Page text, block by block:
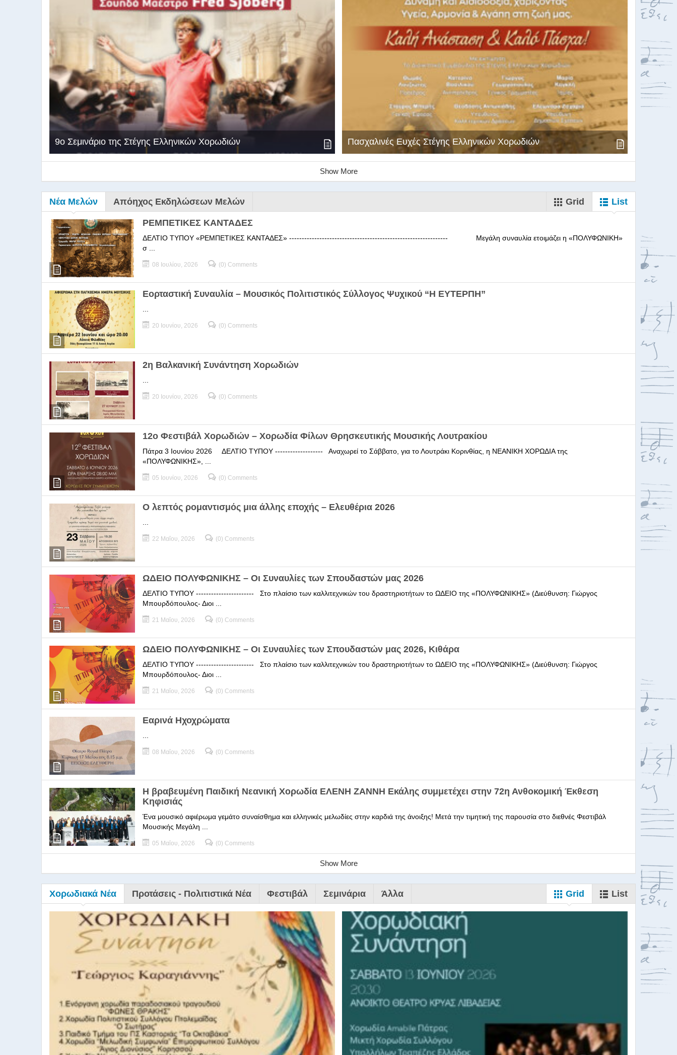
9ο Σεμινάριο της Στέγης Ελληνικών Χορωδιών
9Ο Σεμινάριο Διεύθυνσης Χορωδίας της Στέγης Ελληνικών Χορωδιών Βιωματική διδασκαλία για Μαέστρου...
9ο Σεμινάριο της Στέγης Ελληνικών Χορωδιών Πασχαλινές Ευχές Στέγης Ελληνικών Χορωδιών
Show More
Νέα Μελών Απόηχος Εκδηλώσεων Μελών Grid List
ΡΕΜΠΕΤΙΚΕΣ ΚΑΝΤΑΔΕΣ
ΔΕΛΤΙΟ ΤΥΠΟΥ «ΡΕΜΠΕΤΙΚΕΣ ΚΑΝΤΑΔΕΣ» --------------------------------------------------------------- Μεγάλη συναυλία ετοιμάζει η «ΠΟΛΥΦΩΝΙΚΗ»
σ ...
08 Ιουλίου, 2026 (0) Comments
Εορταστική Συναυλία – Μουσικός Πολιτιστικός Σύλλογος Ψυχικού “Η ΕΥΤΕΡΠΗ”
20 Ιουνίου, 2026 (0) Comments
2η Βαλκανική Συνάντηση Χορωδιών
20 Ιουνίου, 2026 (0) Comments
12ο Φεστιβάλ Χορωδιών – Χορωδία Φίλων Θρησκευτικής Μουσικής Λουτρακίου
Πάτρα 3 Ιουνίου 2026 ΔΕΛΤΙΟ ΤΥΠΟΥ ------------------- Αναχωρεί το Σάββατο, για το Λουτράκι Κορινθίας, η ΝΕΑΝΙΚΗ ΧΟΡΩΔΙΑ της
«ΠΟΛΥΦΩΝΙΚΗΣ», ...
05 Ιουνίου, 2026 (0) Comments
Ο λεπτός ρομαντισμός μια άλλης εποχής – Ελευθέρια 2026
22 Μαΐου, 2026 (0) Comments
ΩΔΕΙΟ ΠΟΛΥΦΩΝΙΚΗΣ – Οι Συναυλίες των Σπουδαστών μας 2026
ΔΕΛΤΙΟ ΤΥΠΟΥ ----------------------- Στο πλαίσιο των καλλιτεχνικών του δραστηριοτήτων το ΩΔΕΙΟ της «ΠΟΛΥΦΩΝΙΚΗΣ» (Διεύθυνση: Γιώργος
Μπουρδόπουλος- Διοι ...
21 Μαΐου, 2026 (0) Comments
ΩΔΕΙΟ ΠΟΛΥΦΩΝΙΚΗΣ – Οι Συναυλίες των Σπουδαστών μας 2026, Κιθάρα
ΔΕΛΤΙΟ ΤΥΠΟΥ ----------------------- Στο πλαίσιο των καλλιτεχνικών του δραστηριοτήτων το ΩΔΕΙΟ της «ΠΟΛΥΦΩΝΙΚΗΣ» (Διεύθυνση: Γιώργος
Μπουρδόπουλος- Διοι ...
21 Μαΐου, 2026 (0) Comments
Εαρινά Ηχοχρώματα
08 Μαΐου, 2026 (0) Comments
Η βραβευμένη Παιδική Νεανική Χορωδία ΕΛΕΝΗ ΖΑΝΝΗ Εκάλης συμμετέχει στην 72η Ανθοκομική Έκθεση
Κηφισιάς
Ένα μουσικό αφιέρωμα γεμάτο συναίσθημα και ελληνικές μελωδίες στην καρδιά της άνοιξης! Μετά την τιμητική της παρουσία στο διεθνές Φεστιβάλ
Μουσικής Μεγάλη ...
05 Μαΐου, 2026 (0) Comments
Show More
Χορωδιακά Νέα Προτάσεις - Πολιτιστικά Νέα Φεστιβάλ Σεμινάρια Άλλα Grid List